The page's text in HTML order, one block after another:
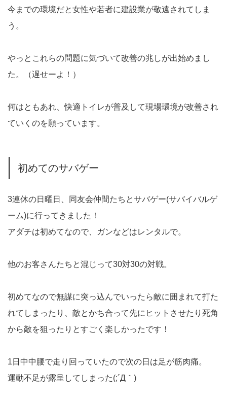
今までの環境だと女性や若者に建設業が敬遠されてしま
う。
やっとこれらの問題に気づいて改善の兆しが出始めまし
た。（遅せーよ！）
何はともあれ、快適トイレが普及して現場環境が改善され
ていくのを願っています。
初めてのサバゲー
3連休の日曜日、同友会仲間たちとサバゲー(サバイバルゲ
ーム)に行ってきました！
アダチは初めてなので、ガンなどはレンタルで。
他のお客さんたちと混じって30対30の対戦。
初めてなので無謀に突っ込んでいったら敵に囲まれて打た
れてしまったり、敵とかち合って先にヒットさせたり死角
から敵を狙ったりとすごく楽しかったです！
1日中中腰で走り回っていたので次の日は足が筋肉痛。
運動不足が露呈してしまった(;´Д｀)